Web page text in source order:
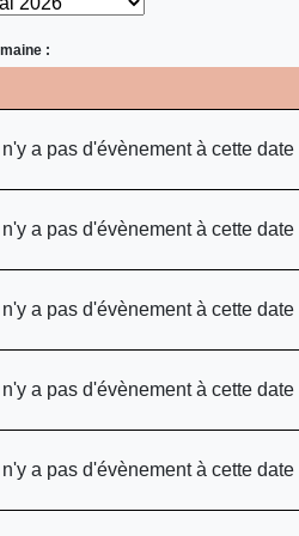
:
n'y a pas d'évènement à cette date
n'y a pas d'évènement à cette date
n'y a pas d'évènement à cette date
n'y a pas d'évènement à cette date
n'y a pas d'évènement à cette date